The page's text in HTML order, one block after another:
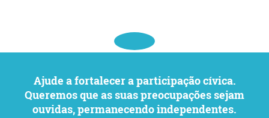
Ajude a fortalecer a participação cívica.
Queremos que as suas preocupações sejam
ouvidas, permanecendo independentes.